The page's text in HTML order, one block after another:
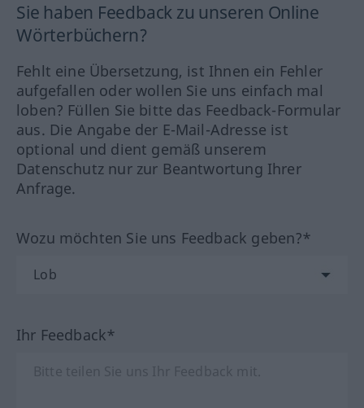
Sie haben Feedback zu unseren Online
Wörterbüchern?
Fehlt eine Übersetzung, ist Ihnen ein Fehler
aufgefallen oder wollen Sie uns einfach mal
loben? Füllen Sie bitte das Feedback-Formular
aus. Die Angabe der E-Mail-Adresse ist
optional und dient gemäß unserem
Datenschutz nur zur Beantwortung Ihrer
Anfrage.
Wozu möchten Sie uns Feedback geben?*
Ihr Feedback*